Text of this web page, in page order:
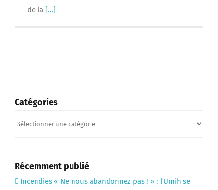
de la [...]
Catégories
Récemment publié
Incendies « Ne nous abandonnez pas ! » : l’Umih se